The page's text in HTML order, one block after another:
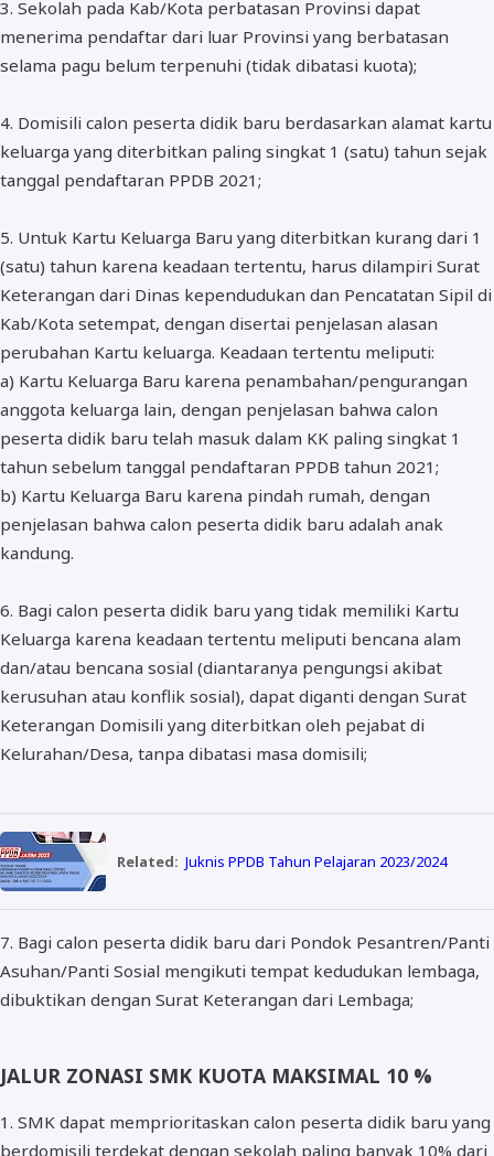
3. Sekolah pada Kab/Kota perbatasan Provinsi dapat
menerima pendaftar dari luar Provinsi yang berbatasan
selama pagu belum terpenuhi (tidak dibatasi kuota);
4. Domisili calon peserta didik baru berdasarkan alamat kartu
keluarga yang diterbitkan paling singkat 1 (satu) tahun sejak
tanggal pendaftaran PPDB 2021;
5. Untuk Kartu Keluarga Baru yang diterbitkan kurang dari 1
(satu) tahun karena keadaan tertentu, harus dilampiri Surat
Keterangan dari Dinas kependudukan dan Pencatatan Sipil di
Kab/Kota setempat, dengan disertai penjelasan alasan
perubahan Kartu keluarga. Keadaan tertentu meliputi:
a) Kartu Keluarga Baru karena penambahan/pengurangan
anggota keluarga lain, dengan penjelasan bahwa calon
peserta didik baru telah masuk dalam KK paling singkat 1
tahun sebelum tanggal pendaftaran PPDB tahun 2021;
b) Kartu Keluarga Baru karena pindah rumah, dengan
penjelasan bahwa calon peserta didik baru adalah anak
kandung.
6. Bagi calon peserta didik baru yang tidak memiliki Kartu
Keluarga karena keadaan tertentu meliputi bencana alam
dan/atau bencana sosial (diantaranya pengungsi akibat
kerusuhan atau konflik sosial), dapat diganti dengan Surat
Keterangan Domisili yang diterbitkan oleh pejabat di
Kelurahan/Desa, tanpa dibatasi masa domisili;
Related: Juknis PPDB Tahun Pelajaran 2023/2024
7. Bagi calon peserta didik baru dari Pondok Pesantren/Panti
Asuhan/Panti Sosial mengikuti tempat kedudukan lembaga,
dibuktikan dengan Surat Keterangan dari Lembaga;
JALUR ZONASI SMK KUOTA MAKSIMAL 10 %
1. SMK dapat memprioritaskan calon peserta didik baru yang
berdomisili terdekat dengan sekolah paling banyak 10% dari